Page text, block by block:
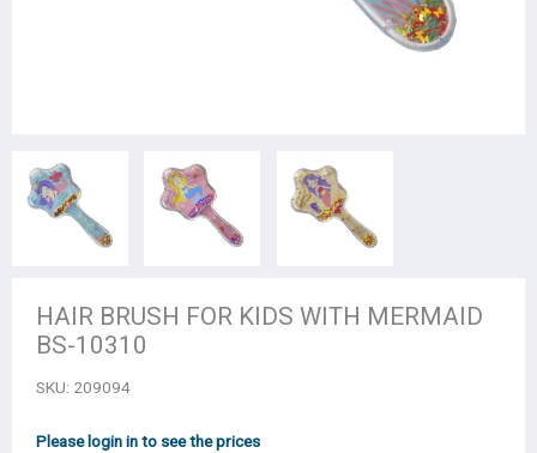
HAIR BRUSH FOR KIDS WITH MERMAID
BS-10310
SKU: 209094
Please login in to see the prices